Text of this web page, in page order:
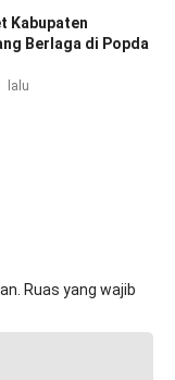
Kabupaten
Berlaga di Popda
lalu
Ruas yang wajib